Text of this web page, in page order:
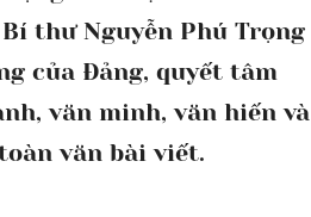
Bí thư Nguyễn Phú Trọng
của Đảng, quyết tâm
văn minh, văn hiến và
văn bài viết.